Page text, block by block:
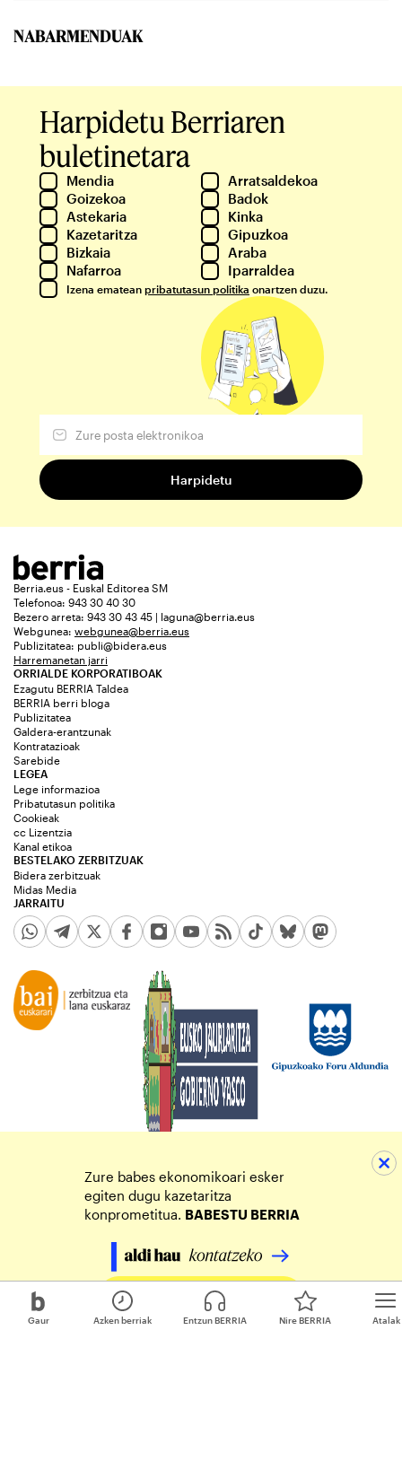
Gaur Atalak
Azken berriak Entzun BERRIA Nire BERRIA
NABARMENDUAK
Harpidetu Berriaren
buletinetara
Mendia
Arratsaldekoa
Goizekoa
Badok
Astekaria
Kinka
Kazetaritza
Gipuzkoa
Bizkaia
Araba
Nafarroa
Iparraldea
Izena ematean pribatutasun politika onartzen duzu.
Berria.eus - Euskal Editorea SM
Telefonoa: 943 30 40 30
Bezero arreta: 943 30 43 45 | laguna@berria.eus
Webgunea: webgunea@berria.eus
Publizitatea: publi@bidera.eus
Harremanetan jarri
ORRIALDE KORPORATIBOAK
Ezagutu BERRIA Taldea
BERRIA berri bloga
Publizitatea
Galdera-erantzunak
Kontratazioak
Sarebide
JARRAITU
LEGEA
Lege informazioa
Pribatutasun politika
Cookieak
cc Lizentzia
Kanal etikoa
BESTELAKO ZERBITZUAK
Bidera zerbitzuak
Midas Media
Zure babes ekonomikoari esker
egiten dugu kazetaritza
konprometitua. BABESTU BERRIA
Egin zure ekarpena